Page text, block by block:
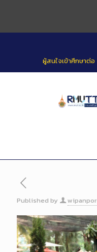
ผู้สนใจเข้าศึกษาต่อ
Published by